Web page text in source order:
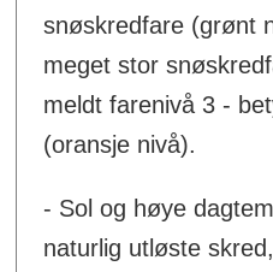
snøskredfare (grønt
meget stor
meldt farenivå 3 -
(oransje nivå).
- Sol og høye
naturlig utløste